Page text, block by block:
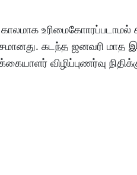
உரிமைகோாரப்படாமல்
கடந்த ஜனவரி மாத
விழிப்புணர்வு